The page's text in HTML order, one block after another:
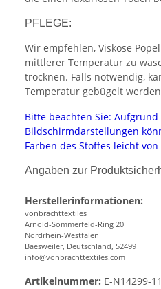
PFLEGE:
Wir empfehlen, Viskose
mittlerer Temperatur zu
trocknen. Falls notwendig,
Temperatur gebügelt
Bitte beachten Sie:
Bildschirmdarstellungen
Farben des Stoffes leicht
Angaben zur
Herstellerinformationen:
vonbrachttextiles
Arnold-Sommerfeld-Ring 20
Nordrhein-Westfalen
Baesweiler, Deutschland, 52499
info@vonbrachttextiles.com
Artikelnummer: E-N14299-